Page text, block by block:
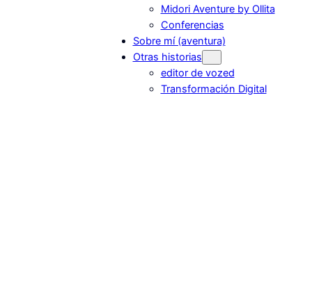
Midori Aventure by Ollita
Conferencias
Sobre mí (aventura)
Otras historias
editor de vozed
Transformación Digital